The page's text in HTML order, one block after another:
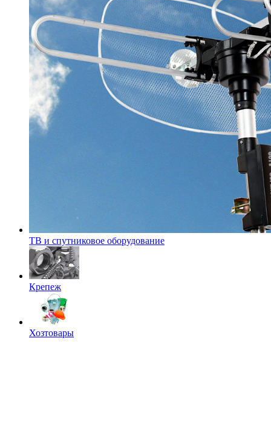
ТВ и спутниковое оборудование
Крепеж
Хозтовары